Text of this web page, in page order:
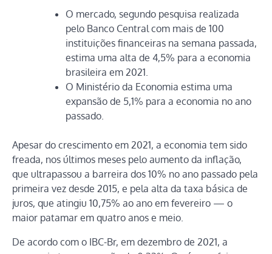
O mercado, segundo pesquisa realizada
pelo Banco Central com mais de 100
instituições financeiras na semana passada,
estima uma alta de 4,5% para a economia
brasileira em 2021.
O Ministério da Economia estima uma
expansão de 5,1% para a economia no ano
passado.
Apesar do crescimento em 2021, a economia tem sido
freada, nos últimos meses pelo aumento da inflação,
que ultrapassou a barreira dos 10% no ano passado pela
primeira vez desde 2015, e pela alta da taxa básica de
juros, que atingiu 10,75% ao ano em fevereiro — o
maior patamar em quatro anos e meio.
De acordo com o IBC-Br, em dezembro de 2021, a